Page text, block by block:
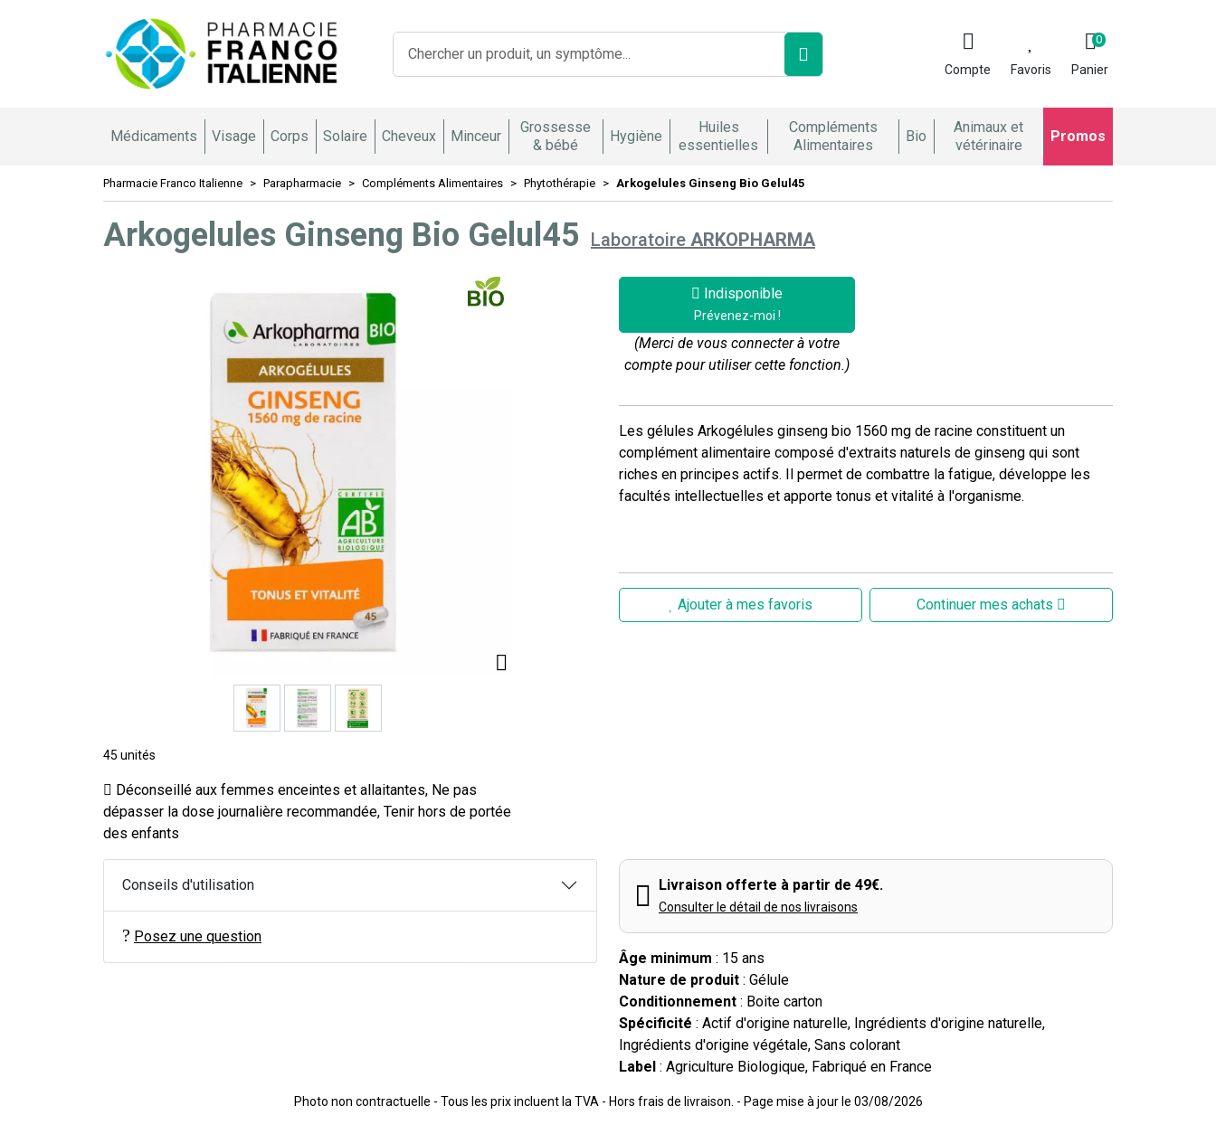
Compte Favoris Panier
0
Médicaments Visage Corps Solaire Cheveux Minceur
Grossesse
& bébé
Hygiène
Huiles
essentielles
Compléments
Alimentaires
Bio
Animaux et
vétérinaire
Promos
Pharmacie Franco Italienne Parapharmacie Compléments Alimentaires Phytothérapie Arkogelules Ginseng Bio Gelul45
Arkogelules Ginseng Bio Gelul45 Laboratoire ARKOPHARMA
45 unités
Déconseillé aux femmes enceintes et allaitantes, Ne pas
dépasser la dose journalière recommandée, Tenir hors de portée
des enfants
Indisponible
Prévenez-moi !
(Merci de vous connecter à votre
compte pour utiliser cette fonction.)
Les gélules Arkogélules ginseng bio 1560 mg de racine constituent un
complément alimentaire composé d'extraits naturels de ginseng qui sont
riches en principes actifs. Il permet de combattre la fatigue, développe les
facultés intellectuelles et apporte tonus et vitalité à l'organisme.
Ajouter à mes favoris Continuer mes achats
Conseils d'utilisation
Posez une question
Livraison offerte à partir de 49€.
Consulter le détail de nos livraisons
Âge minimum : 15 ans
Nature de produit : Gélule
Conditionnement : Boite carton
Spécificité : Actif d'origine naturelle, Ingrédients d'origine naturelle,
Ingrédients d'origine végétale, Sans colorant
Label : Agriculture Biologique, Fabriqué en France
Photo non contractuelle - Tous les prix incluent la TVA - Hors frais de livraison. - Page mise à jour le 03/08/2026